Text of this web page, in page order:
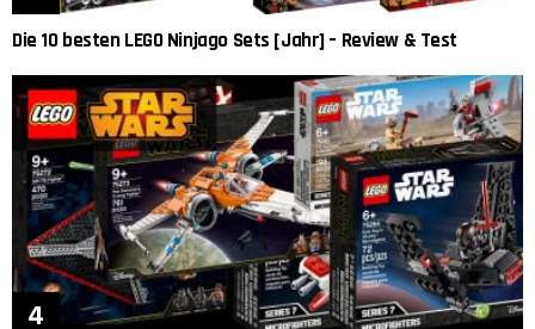
Die 10 besten LEGO Ninjago Sets [Jahr] – Review & Test